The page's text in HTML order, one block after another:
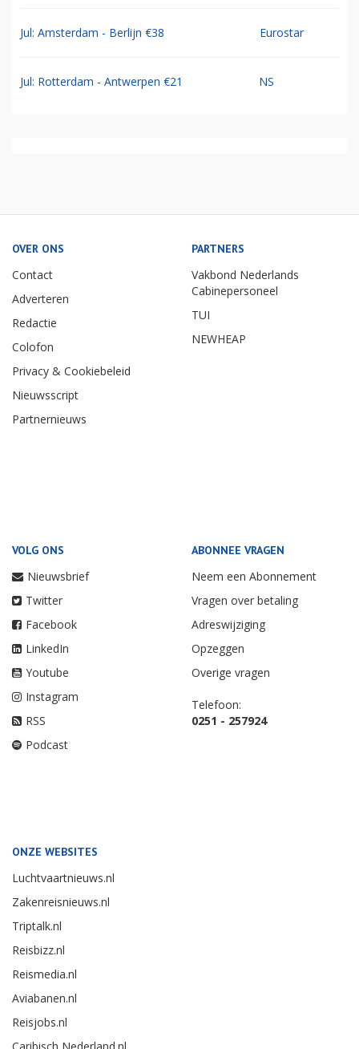
Jul: Amsterdam - Berlijn €38 Eurostar
Jul: Rotterdam - Antwerpen €21 NS
OVER ONS
Contact
Adverteren
Redactie
Colofon
Privacy & Cookiebeleid
Nieuwsscript
Partnernieuws
PARTNERS
Vakbond Nederlands
Cabinepersoneel
TUI
NEWHEAP
VOLG ONS
Nieuwsbrief
Twitter
Facebook
LinkedIn
Youtube
Instagram
RSS
Podcast
ABONNEE VRAGEN
Neem een Abonnement
Vragen over betaling
Adreswijziging
Opzeggen
Overige vragen
Telefoon:
0251 - 257924
ONZE WEBSITES
Luchtvaartnieuws.nl
Zakenreisnieuws.nl
Triptalk.nl
Reisbizz.nl
Reismedia.nl
Aviabanen.nl
Reisjobs.nl